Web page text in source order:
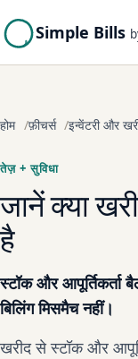
Simple Bills
होम फ़ीचर्स इन्वेंटरी और
तेज़ + सुविधा
जानें क्या
है
स्टॉक और आपूर्तिकर्ता
बिलिंग मिसमैच नहीं।
खरीद से स्टॉक और